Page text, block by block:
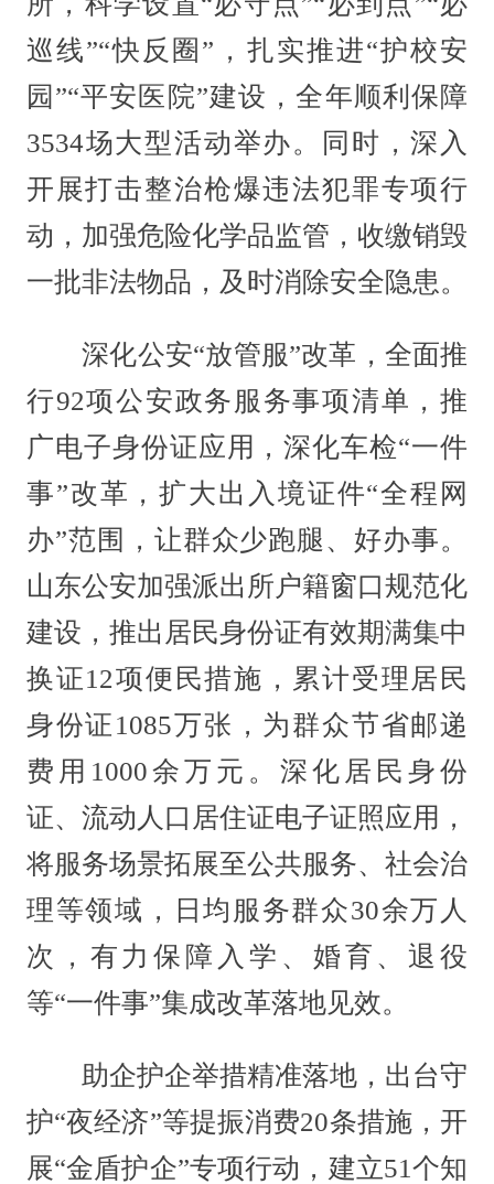
巡线”“快反圈”，扎实推进“护校安
园”“平安医院”建设，全年顺利保障
3534场大型活动举办。同时，深入
开展打击整治枪爆违法犯罪专项行
动，加强危险化学品监管，收缴销毁
一批非法物品，及时消除安全隐患。
深化公安“放管服”改革，全面推
行92项公安政务服务事项清单，推
广电子身份证应用，深化车检“一件
事”改革，扩大出入境证件“全程网
办”范围，让群众少跑腿、好办事。
山东公安加强派出所户籍窗口规范化
建设，推出居民身份证有效期满集中
换证12项便民措施，累计受理居民
身份证1085万张，为群众节省邮递
费用1000余万元。深化居民身份
证、流动人口居住证电子证照应用，
将服务场景拓展至公共服务、社会治
理等领域，日均服务群众30余万人
次，有力保障入学、婚育、退役
等“一件事”集成改革落地见效。
助企护企举措精准落地，出台守
护“夜经济”等提振消费20条措施，开
展“金盾护企”专项行动，建立51个知